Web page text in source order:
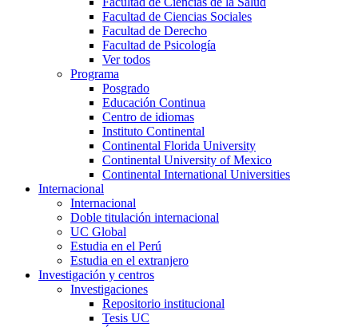
Facultad de Ciencias Sociales
Facultad de Derecho
Facultad de Psicología
Ver todos
Programa
Posgrado
Educación Continua
Centro de idiomas
Instituto Continental
Continental Florida University
Continental University of Mexico
Continental International Universities
Internacional
Internacional
Doble titulación internacional
UC Global
Estudia en el Perú
Estudia en el extranjero
Investigación y centros
Investigaciones
Repositorio institucional
Tesis UC